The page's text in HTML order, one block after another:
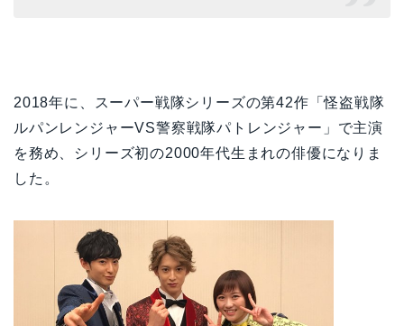
2018年に、スーパー戦隊シリーズの第42作「怪盗戦隊
ルパンレンジャーVS警察戦隊パトレンジャー」で主演
を務め、シリーズ初の2000年代生まれの俳優になりま
した。